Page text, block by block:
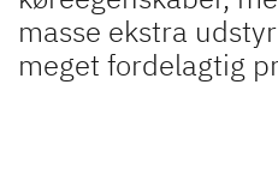
XL I
Integreret med dobbeltgulv og
vandbåren varme
masse ekstra
meget fordelagtig